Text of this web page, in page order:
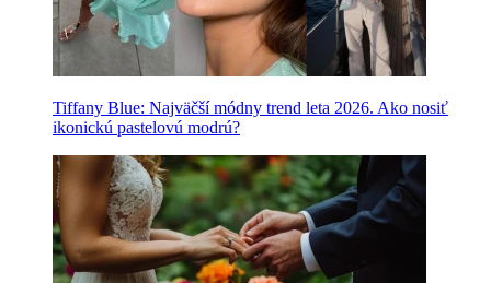
Tiffany Blue: Najväčší módny trend leta 2026. Ako nosiť
ikonickú pastelovú modrú?